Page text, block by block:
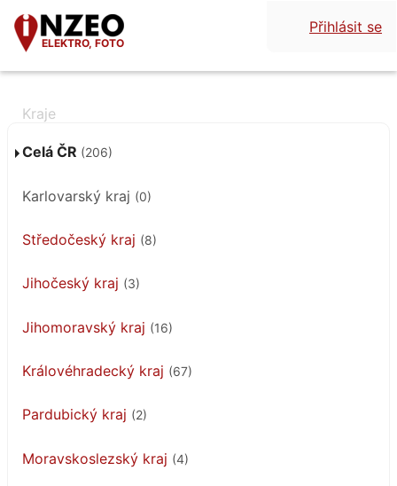
ELEKTRO, FOTO
Přihlásit se
Celá ČR (206)
Karlovarský kraj (0)
Středočeský kraj (8)
Jihočeský kraj (3)
Jihomoravský kraj (16)
Královéhradecký kraj (67)
Pardubický kraj (2)
Moravskoslezský kraj (4)